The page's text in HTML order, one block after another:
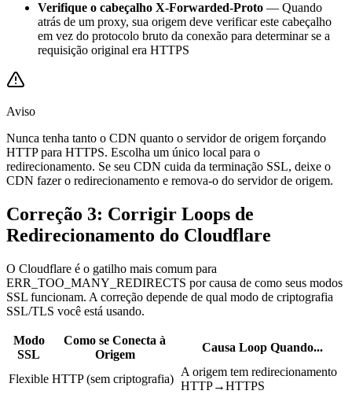
Verifique o cabeçalho X-Forwarded-Proto — Quando
atrás de um proxy, sua origem deve verificar este cabeçalho
em vez do protocolo bruto da conexão para determinar se a
requisição original era HTTPS
Aviso
Nunca tenha tanto o CDN quanto o servidor de origem forçando
HTTP para HTTPS. Escolha um único local para o
redirecionamento. Se seu CDN cuida da terminação SSL, deixe o
CDN fazer o redirecionamento e remova-o do servidor de origem.
Correção 3: Corrigir Loops de
Redirecionamento do Cloudflare
O Cloudflare é o gatilho mais comum para
ERR_TOO_MANY_REDIRECTS por causa de como seus modos
SSL funcionam. A correção depende de qual modo de criptografia
SSL/TLS você está usando.
Modo
SSL
Como se Conecta à
Origem
Causa Loop Quando...
Flexible HTTP (sem criptografia)
A origem tem redirecionamento
HTTP→HTTPS